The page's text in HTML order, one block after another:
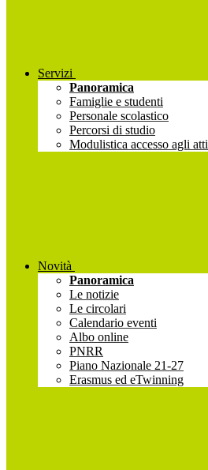
Servizi
Panoramica
Famiglie e studenti
Personale scolastico
Percorsi di studio
Modulistica accesso agli atti
Novità
Panoramica
Le notizie
Le circolari
Calendario eventi
Albo online
PNRR
Piano Nazionale 21-27
Erasmus ed eTwinning